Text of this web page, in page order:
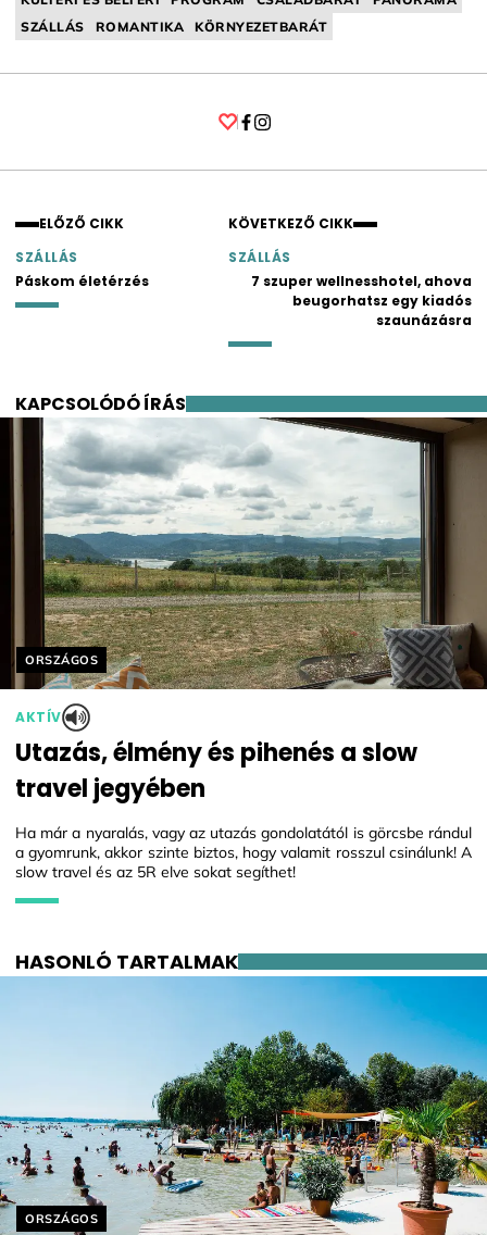
SZÁLLÁS
ROMANTIKA KÖRNYEZETBARÁT
ELŐZŐ CIKK
SZÁLLÁS
Páskom életérzés
KÖVETKEZŐ CIKK
SZÁLLÁS
7 szuper wellnesshotel, ahova
beugorhatsz egy kiadós
szaunázásra
KAPCSOLÓDÓ ÍRÁS
Helyszín címkék:
ORSZÁGOS
AKTÍV
Utazás, élmény és pihenés a slow
travel jegyében
Ha már a nyaralás, vagy az utazás gondolatától is görcsbe rándul
a gyomrunk, akkor szinte biztos, hogy valamit rosszul csinálunk! A
slow travel és az 5R elve sokat segíthet!
HASONLÓ TARTALMAK
Helyszín címkék:
ORSZÁGOS